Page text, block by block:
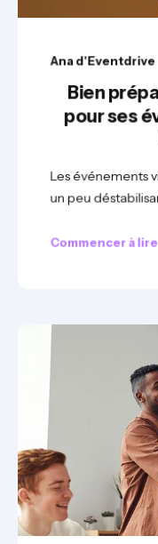
Ana d'Eventdrive
Bien
pour ses
Les événements
un peu
Commencer à lire